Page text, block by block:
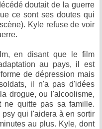
doutait de la guerre
ce sont ses doutes qui
Kyle refuse de voir
en disant que le film
au pays, il est
de dépression mais
il n'a pas d'idées
drogue, ou l'alcoolisme,
ne quitte pas sa famille.
psy qui l'aidera à en sortir
au plus. Kyle, dont